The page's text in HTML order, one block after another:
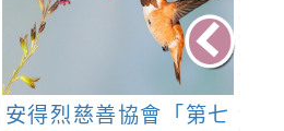
安得烈慈善協會「第七